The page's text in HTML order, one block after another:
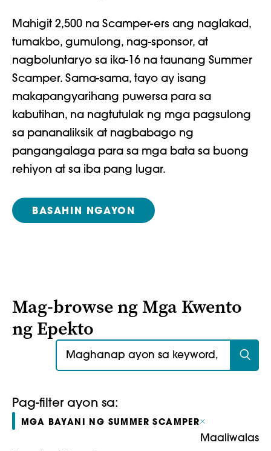
Mahigit 2,500 na Scamper-ers ang naglakad,
tumakbo, gumulong, nag-sponsor, at
nagboluntaryo sa ika-16 na taunang Summer
Scamper. Sama-sama, tayo ay isang
makapangyarihang puwersa para sa
kabutihan, na nagtutulak ng mga pagsulong
sa pananaliksik at nagbabago ng
pangangalaga para sa mga bata sa buong
rehiyon at sa iba pang lugar.
BASAHIN NGAYON
Mag-browse ng Mga Kwento
ng Epekto
Maghanap para sa:
Pag-filter ayon sa:
MGA BAYANI NG SUMMER SCAMPER
Maaliwalas